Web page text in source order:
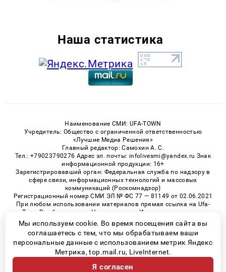
Наша статистика
Наименование СМИ: UFA-TOWN
Учредитель: Общество с ограниченной ответственностью
«Лучшие Медиа Решения»
Главный редактор: Самохин А. С.
Тел.: +79023790276 Адрес эл. почты: infolivesmi@yandex.ru Знак
информационной продукции: 16+
Зарегистрировавший орган: Федеральная служба по надзору в
сфере связи, информационных технологий и массовых
коммуникаций (Роскомнадзор)
Регистрационный номер СМИ ЭЛ № ФС 77 — 81149 от 02.06.2021
При любом использовании материалов прямая ссылка на Ufa-
Town.Ru обязательна. Цитирование в Интернете возможно
только при наличии письменного разрешения.
© 2026 «Ufa-Town» | Все права защищены
Возрастная категория сайта 16+
Мы используем cookie. Во время посещения сайта вы
соглашаетесь с тем, что мы обрабатываем ваши
персональные данные с использованием метрик Яндекс
Метрика, top.mail.ru, LiveInternet.
Я согласен